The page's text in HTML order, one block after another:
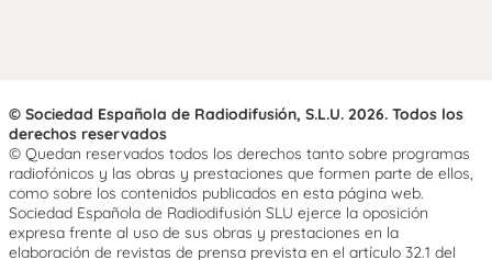
© Sociedad Española de Radiodifusión, S.L.U. 2026. Todos los
derechos reservados
© Quedan reservados todos los derechos tanto sobre programas
radiofónicos y las obras y prestaciones que formen parte de ellos,
como sobre los contenidos publicados en esta página web.
Sociedad Española de Radiodifusión SLU ejerce la oposición
expresa frente al uso de sus obras y prestaciones en la
elaboración de revistas de prensa prevista en el artículo 32.1 del